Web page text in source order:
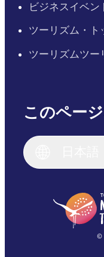
ビジネスイベン
ツーリズム・ト
ツーリズムツー
このペー
English (US)
English
(Singapore)
Français
©